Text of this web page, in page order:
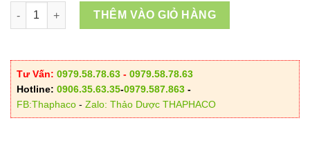
Trà Túi Lọc Lá Tía Tô số lượng
THÊM VÀO GIỎ HÀNG
Tư Vấn: 0979.58.78.63 - 0979.58.78.63
Hotline: 0906.35.63.35-0979.587.863 -
FB:Thaphaco - Zalo: Thảo Dược THAPHACO